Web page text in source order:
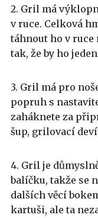
2. Gril má
v ruce. Celková
táhnout ho v ruce
tak, že by ho
3. Gril má pro
popruh s
zaháknete za
šup, grilovací
4. Gril je
balíčku, takže se
dalších věcí
kartuši, ale ta